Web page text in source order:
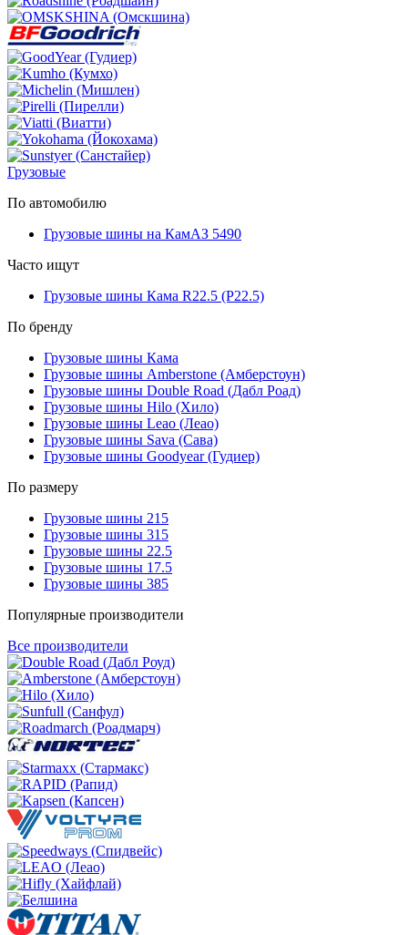
Грузовые
По автомобилю
Грузовые шины на КамАЗ 5490
Часто ищут
Грузовые шины Кама R22.5 (Р22.5)
По бренду
Грузовые шины Кама
Грузовые шины Amberstone (Амберстоун)
Грузовые шины Double Road (Дабл Роад)
Грузовые шины Hilo (Хило)
Грузовые шины Leao (Леао)
Грузовые шины Sava (Сава)
Грузовые шины Goodyear (Гудиер)
По размеру
Грузовые шины 215
Грузовые шины 315
Грузовые шины 22.5
Грузовые шины 17.5
Грузовые шины 385
Популярные производители
Все производители